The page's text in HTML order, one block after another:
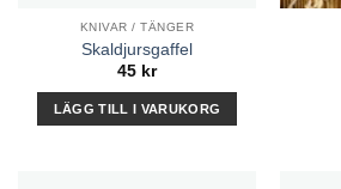
KNIVAR / TÄNGER
Skaldjursgaffel
45 kr
LÄGG TILL I VARUKORG